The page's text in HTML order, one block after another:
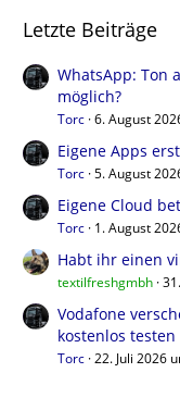
Letzte Beiträge
WhatsApp: Ton
möglich?
Torc 6. August
Eigene Apps
Torc 5. August
Eigene Cloud
Torc 1. August
Habt ihr einen
textilfreshgmbh
Vodafone
kostenlos testen
Torc 22. Juli 2026